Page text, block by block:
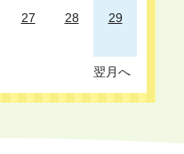
27 28
29
翌月へ